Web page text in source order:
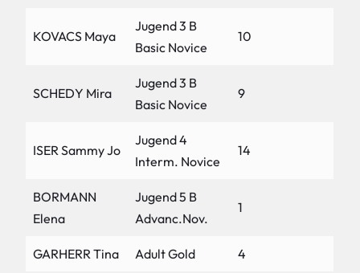
KOVACS Maya
Jugend 3 B
Basic Novice
10
SCHEDY Mira
Jugend 3 B
Basic Novice
9
ISER Sammy Jo
Jugend 4
Interm. Novice
14
BORMANN
Elena
Jugend 5 B
Advanc.Nov.
1
GARHERR Tina Adult Gold 4